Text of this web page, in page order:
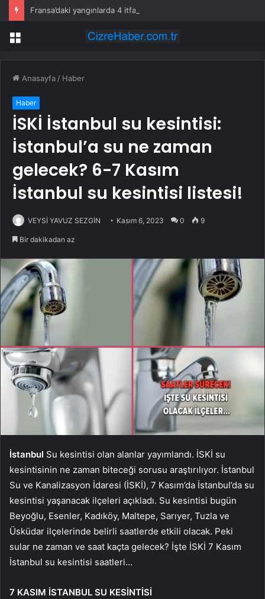
Fransa’daki yangınlarda 4 itfaiye eri hayatını kaybetti
Menü
Anasayfa / Haber
Haber
İSKİ İstanbul su kesintisi:
İstanbul’a su ne zaman
gelecek? 6-7 Kasım
İstanbul su kesintisi listesi!
VEYSİ YAVUZ SEZGİN Kasım 6, 2023 0 9
Bir dakikadan az
İstanbul Su kesintisi olan alanlar yayımlandı. İSKİ su
kesintisinin ne zaman biteceği sorusu araştırılıyor. İstanbul
Su ve Kanalizasyon İdaresi (İSKİ), 7 Kasım’da İstanbul’da su
kesintisi yaşanacak ilçeleri açıkladı. Su kesintisi bugün
Beyoğlu, Esenler, Kadıköy, Maltepe, Sarıyer, Tuzla ve
Üsküdar ilçelerinde belirli saatlerde etkili olacak. Peki
sular ne zaman ve saat kaçta gelecek? İşte İSKİ 7 Kasım
İstanbul su kesintisi saatleri…
7 KASIM İSTANBUL SU KESİNTİSİ